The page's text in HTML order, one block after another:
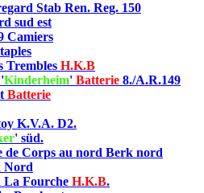
Stab Ren. Reg. 150
sud est
Camiers
Trembles H.K.B
Kinderheim' Batterie 8./A.R.149
Batterie
K.V.A. D2.
' süd.
de Corps au nord Berk nord
Nord
La Fourche H.K.B.